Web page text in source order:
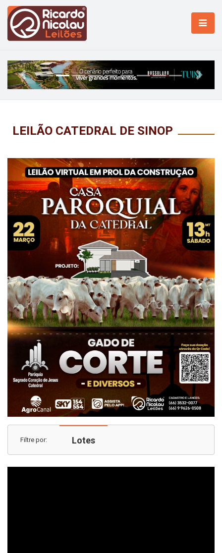
Previous Next
LEILÃO CATEDRAL DE SINOP
Filtre por: Lotes